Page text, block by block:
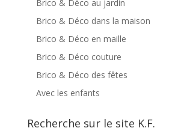
Brico & Déco au jardin
Brico & Déco dans la maison
Brico & Déco en maille
Brico & Déco couture
Brico & Déco des fêtes
Avec les enfants
Recherche sur le site K.F.